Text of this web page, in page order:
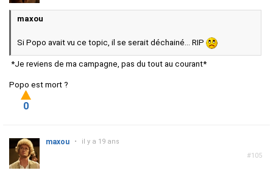
maxou
Si Popo avait vu ce topic, il se serait déchainé... RIP
*Je reviens de ma campagne, pas du tout au courant*
Popo est mort ?
0
#105
maxou • il y a 19 ans